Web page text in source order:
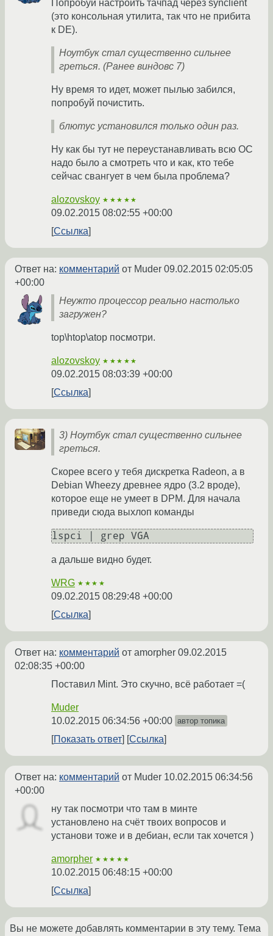
Попробуй настроить тачпад через synclient
(это консольная утилита, так что не прибита
к DE).
Ноутбук стал существенно сильнее
греться. (Ранее виндовс 7)
Ну время то идет, может пылью забился,
попробуй почистить.
блютус установился только один раз.
Ну как бы тут не переустанавливать всю ОС
надо было а смотреть что и как, кто тебе
сейчас свангует в чем была проблема?
alozovskoy ★★★★★
09.02.2015 08:02:55 +00:00
Ссылка
Ответ на: комментарий от Muder 09.02.2015 02:05:05
+00:00
Неужто процессор реально настолько
загружен?
top\htop\atop посмотри.
alozovskoy ★★★★★
09.02.2015 08:03:39 +00:00
Ссылка
3) Ноутбук стал существенно сильнее
греться.
Скорее всего у тебя дискретка Radeon, а в
Debian Wheezy древнее ядро (3.2 вроде),
которое еще не умеет в DPM. Для начала
приведи сюда выхлоп команды
а дальше видно будет.
WRG ★★★★
09.02.2015 08:29:48 +00:00
Ссылка
Ответ на: комментарий от amorpher 09.02.2015
02:08:35 +00:00
Поставил Mint. Это скучно, всё работает =(
Muder
10.02.2015 06:34:56 +00:00 автор топика
Показать ответ Ссылка
Ответ на: комментарий от Muder 10.02.2015 06:34:56
+00:00
ну так посмотри что там в минте
установлено на счёт твоих вопросов и
установи тоже и в дебиан, если так хочется )
amorpher ★★★★★
10.02.2015 06:48:15 +00:00
Ссылка
Вы не можете добавлять комментарии в эту тему. Тема